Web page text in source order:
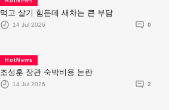
먹고 살기 힘든데 새차는 큰 부담
14 Jul 2026 0
HotNews
조성훈 장관 숙박비용 논란
14 Jul 2026 2